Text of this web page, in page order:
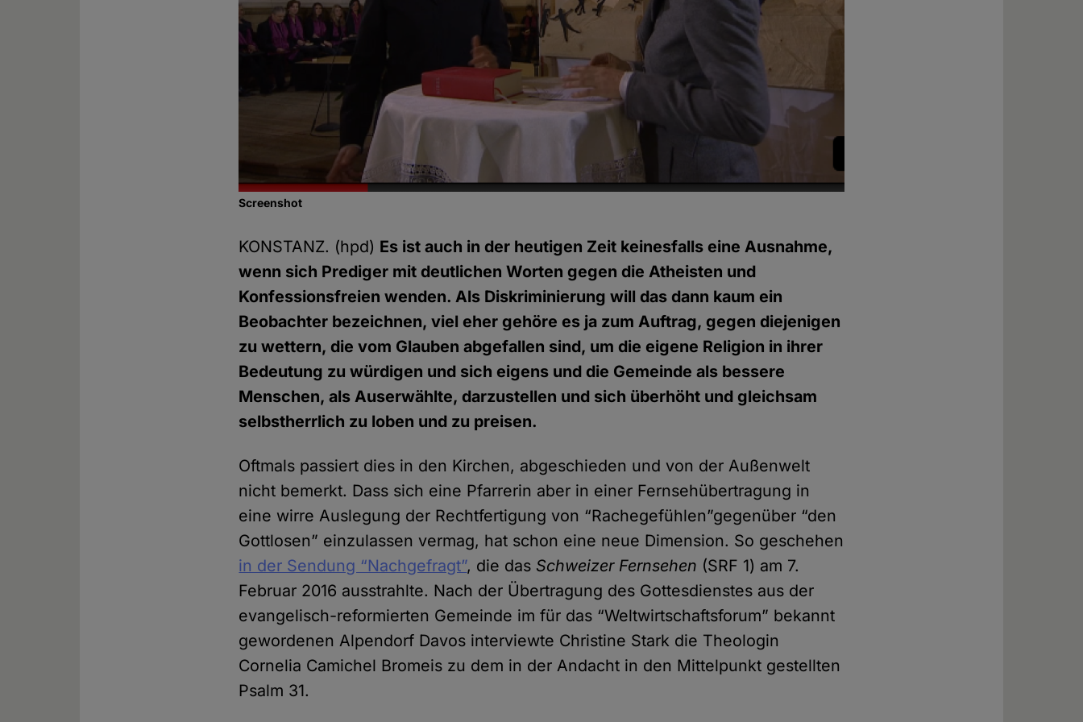
Screenshot
KONSTANZ. (hpd) Es ist auch in der heutigen Zeit keinesfalls eine Ausnahme,
wenn sich Prediger mit deutlichen Worten gegen die Atheisten und
Konfessionsfreien wenden. Als Diskriminierung will das dann kaum ein
Beobachter bezeichnen, viel eher gehöre es ja zum Auftrag, gegen diejenigen
zu wettern, die vom Glauben abgefallen sind, um die eigene Religion in ihrer
Bedeutung zu würdigen und sich eigens und die Gemeinde als bessere
Menschen, als Auserwählte, darzustellen und sich überhöht und gleichsam
selbstherrlich zu loben und zu preisen.
Oftmals passiert dies in den Kirchen, abgeschieden und von der Außenwelt
nicht bemerkt. Dass sich eine Pfarrerin aber in einer Fernsehübertragung in
eine wirre Auslegung der Rechtfertigung von “Rachegefühlen”gegenüber “den
Gottlosen” einzulassen vermag, hat schon eine neue Dimension. So geschehen
in der Sendung “Nachgefragt”, die das Schweizer Fernsehen (SRF 1) am 7.
Februar 2016 ausstrahlte. Nach der Übertragung des Gottesdienstes aus der
evangelisch-reformierten Gemeinde im für das “Weltwirtschaftsforum” bekannt
gewordenen Alpendorf Davos interviewte Christine Stark die Theologin
Cornelia Camichel Bromeis zu dem in der Andacht in den Mittelpunkt gestellten
Psalm 31.